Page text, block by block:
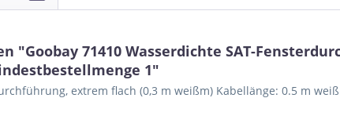
"Goobay 71410 Wasserdichte SAT-
1"
extrem flach (0,3 m weißm) Kabellänge: 0.5 m weiß